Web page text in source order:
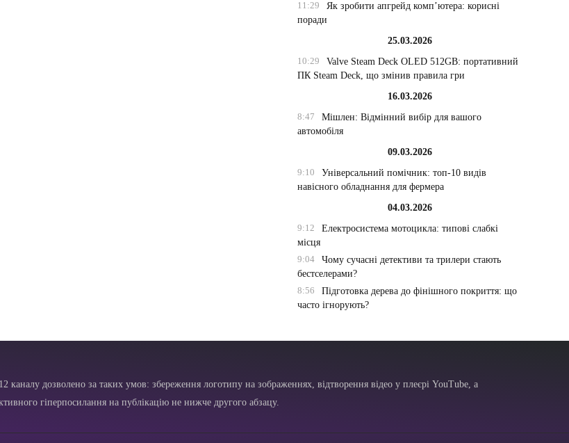
11:29
Як зробити апгрейд комп’ютера: корисні
поради
25.03.2026
10:29
Valve Steam Deck OLED 512GB: портативний
ПК Steam Deck, що змінив правила гри
16.03.2026
8:47
Мішлен: Відмінний вибір для вашого
автомобіля
09.03.2026
9:10
Універсальний помічник: топ-10 видів
навісного обладнання для фермера
04.03.2026
9:12
Електросистема мотоцикла: типові слабкі
місця
9:04
Чому сучасні детективи та трилери стають
бестселерами?
8:56
Підготовка дерева до фінішного покриття: що
часто ігнорують?
каналу дозволено за таких умов: збереження логотипу на зображеннях, відтворення відео у плеєрі YouTube, а
гіперпосилання на публікацію не нижче другого абзацу.